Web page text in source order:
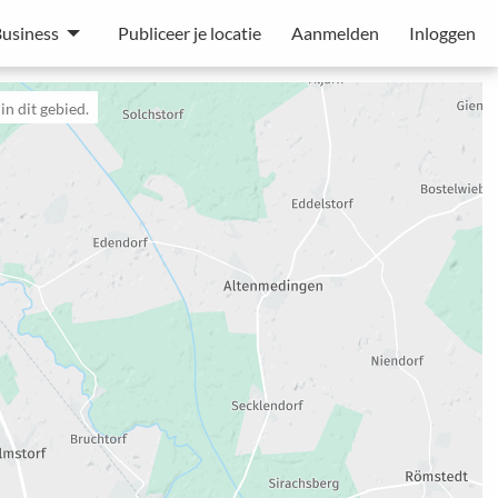
Publiceer je locatie Aanmelden Inloggen
dit gebied.